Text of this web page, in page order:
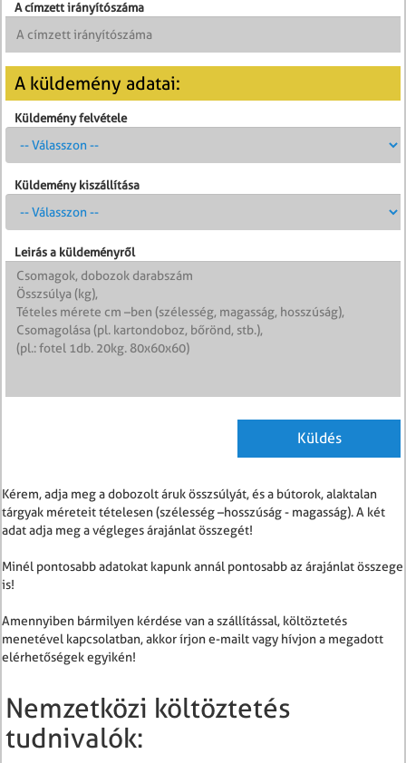
A címzett irányítószáma
A küldemény adatai:
Küldemény felvétele
Küldemény kiszállítása
Leirás a küldeményről
Kérem, adja meg a dobozolt áruk összsúlyát, és a bútorok, alaktalan
tárgyak méreteit tételesen (szélesség –hosszúság - magasság). A két
adat adja meg a végleges árajánlat összegét!
Minél pontosabb adatokat kapunk annál pontosabb az árajánlat összege
is!
Amennyiben bármilyen kérdése van a szállítással, költöztetés
menetével kapcsolatban, akkor írjon e-mailt vagy hívjon a megadott
elérhetőségek egyikén!
Nemzetközi költöztetés
tudnivalók: